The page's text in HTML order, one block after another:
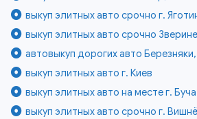
выкуп элитных авто срочно г.
выкуп элитных авто срочно
автовыкуп дорогих авто
выкуп элитных авто г. Киев
выкуп элитных авто на месте г. Буча
выкуп элитных авто срочно г.